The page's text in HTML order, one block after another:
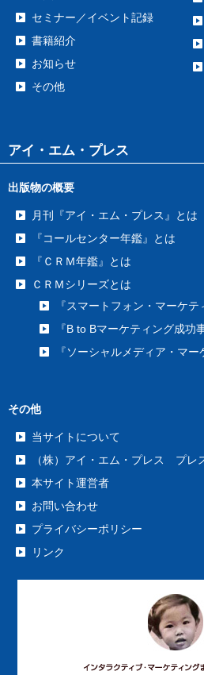
セミナー／イベント記録
書籍紹介
お知らせ
その他
アイ・エム・プレス
出版物の概要
月刊『アイ・エム・プレス』とは
『コールセンター年鑑』とは
『ＣＲＭ年鑑』とは
ＣＲＭシリーズとは
『スマートフォン・マーケテ
『B to Bマーケティング成功
『ソーシャルメディア・マー
その他
当サイトについて
（株）アイ・エム・プレス プレ
本サイト運営者
お問い合わせ
プライバシーポリシー
リンク